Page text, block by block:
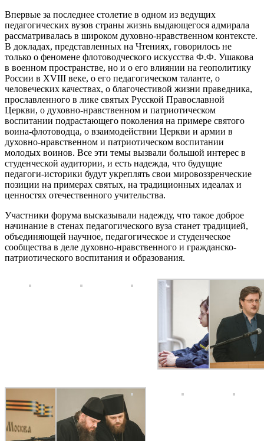
Впервые за последнее столетие в одном из ведущих
педагогических вузов страны жизнь выдающегося адмирала
рассматривалась в широком духовно-нравственном контексте.
В докладах, представленных на Чтениях, говорилось не
только о феномене флотоводческого искусства Ф.Ф. Ушакова
в военном пространстве, но и о его влиянии на геополитику
России в XVIII веке, о его педагогическом таланте, о
человеческих качествах, о благочестивой жизни праведника,
прославленного в лике святых Русской Православной
Церкви, о духовно-нравственном и патриотическом
воспитании подрастающего поколения на примере святого
воина-флотоводца, о взаимодействии Церкви и армии в
духовно-нравственном и патриотическом воспитании
молодых воинов. Все эти темы вызвали большой интерес в
студенческой аудитории, и есть надежда, что будущие
педагоги-историки будут укреплять свои мировоззренческие
позиции на примерах святых, на традиционных идеалах и
ценностях отечественного учительства.
Участники форума высказывали надежду, что такое доброе
начинание в стенах педагогического вуза станет традицией,
объединяющей научное, педагогическое и студенческое
сообщества в деле духовно-нравственного и гражданско-
патриотического воспитания и образования.